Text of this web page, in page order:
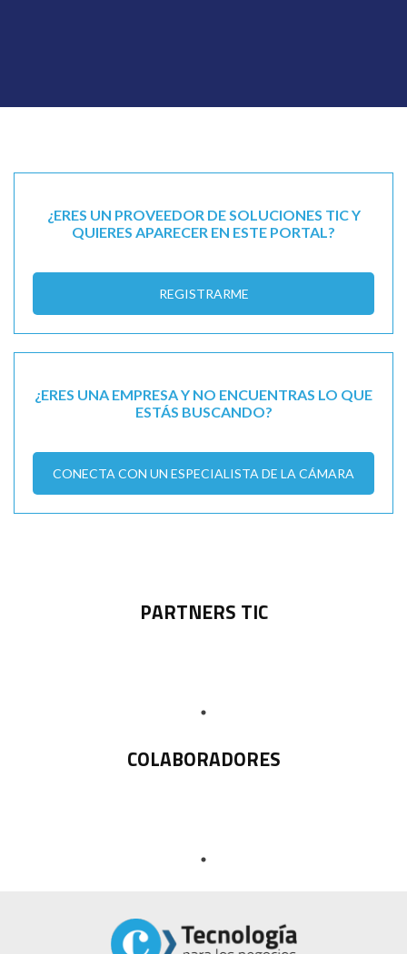
¿ERES UN PROVEEDOR DE SOLUCIONES TIC Y
QUIERES APARECER EN ESTE PORTAL?
REGISTRARME
¿ERES UNA EMPRESA Y NO ENCUENTRAS LO QUE
ESTÁS BUSCANDO?
CONECTA CON UN ESPECIALISTA DE LA CÁMARA
PARTNERS TIC
COLABORADORES